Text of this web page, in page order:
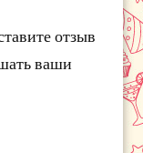
отзыв
ваши